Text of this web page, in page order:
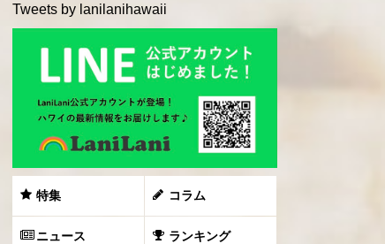
Tweets by lanilanihawaii
特集 コラム
ニュース ランキング